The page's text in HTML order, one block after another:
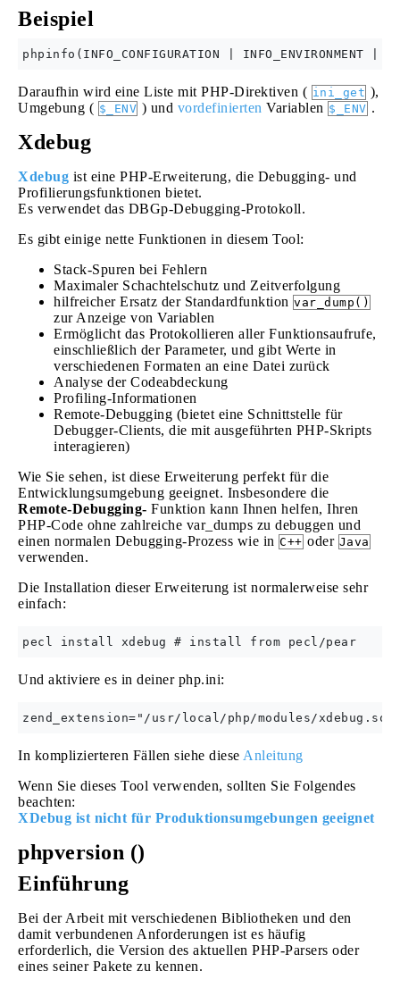
Beispiel
Daraufhin wird eine Liste mit PHP-Direktiven ( ini_get ),
Umgebung ( $_ENV ) und vordefinierten Variablen $_ENV .
Xdebug
Xdebug ist eine PHP-Erweiterung, die Debugging- und
Profilierungsfunktionen bietet.
Es verwendet das DBGp-Debugging-Protokoll.
Es gibt einige nette Funktionen in diesem Tool:
Stack-Spuren bei Fehlern
Maximaler Schachtelschutz und Zeitverfolgung
hilfreicher Ersatz der Standardfunktion var_dump()
zur Anzeige von Variablen
Ermöglicht das Protokollieren aller Funktionsaufrufe,
einschließlich der Parameter, und gibt Werte in
verschiedenen Formaten an eine Datei zurück
Analyse der Codeabdeckung
Profiling-Informationen
Remote-Debugging (bietet eine Schnittstelle für
Debugger-Clients, die mit ausgeführten PHP-Skripts
interagieren)
Wie Sie sehen, ist diese Erweiterung perfekt für die
Entwicklungsumgebung geeignet. Insbesondere die
Remote-Debugging- Funktion kann Ihnen helfen, Ihren
PHP-Code ohne zahlreiche var_dumps zu debuggen und
einen normalen Debugging-Prozess wie in C++ oder Java
verwenden.
Die Installation dieser Erweiterung ist normalerweise sehr
einfach:
Und aktiviere es in deiner php.ini:
In komplizierteren Fällen siehe diese Anleitung
Wenn Sie dieses Tool verwenden, sollten Sie Folgendes
beachten:
XDebug ist nicht für Produktionsumgebungen geeignet
phpversion ()
Einführung
Bei der Arbeit mit verschiedenen Bibliotheken und den
damit verbundenen Anforderungen ist es häufig
erforderlich, die Version des aktuellen PHP-Parsers oder
eines seiner Pakete zu kennen.